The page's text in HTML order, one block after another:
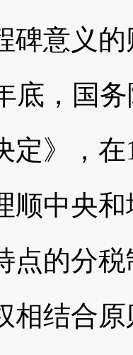
碑意义
，国务
定》，
顺中央
点的分
相结合